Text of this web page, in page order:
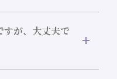
すが、大丈夫で